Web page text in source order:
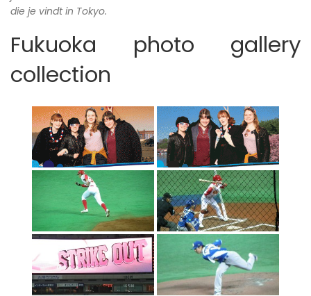
die je vindt in Tokyo.
Fukuoka photo gallery
collection